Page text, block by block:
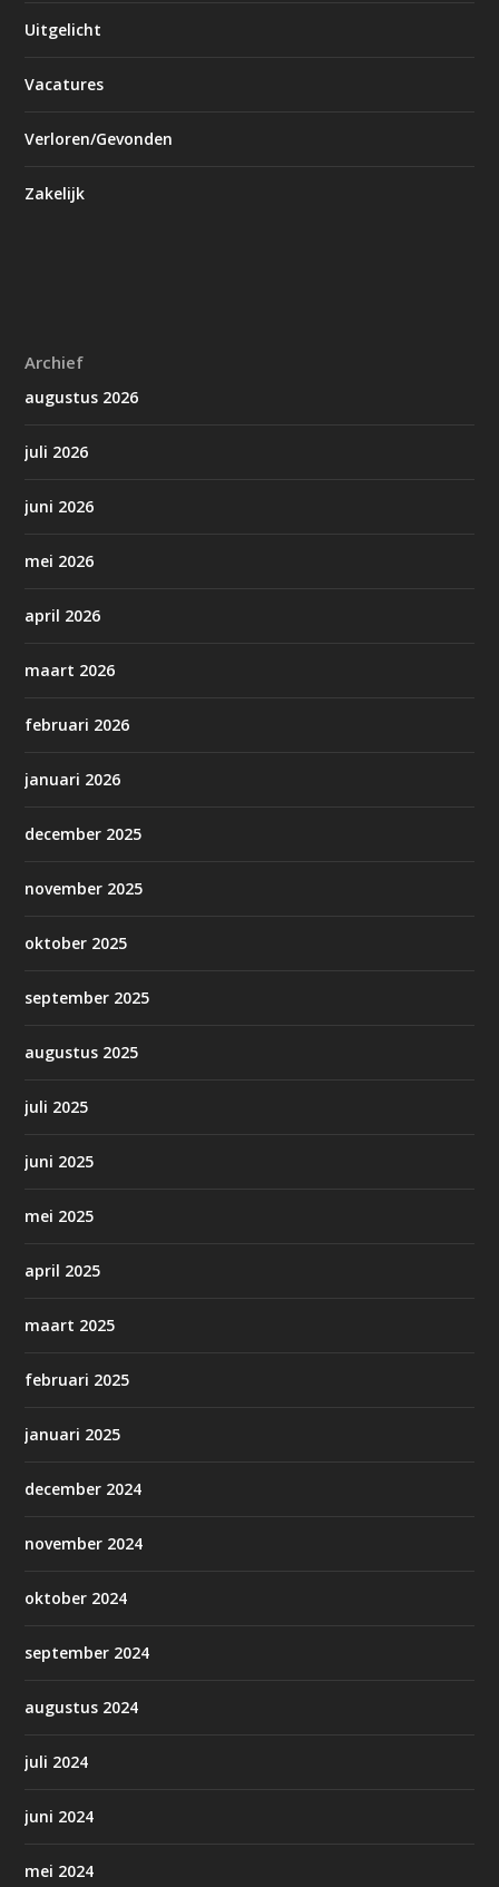
Uitgelicht
Vacatures
Verloren/Gevonden
Zakelijk
Archief
augustus 2026
juli 2026
juni 2026
mei 2026
april 2026
maart 2026
februari 2026
januari 2026
december 2025
november 2025
oktober 2025
september 2025
augustus 2025
juli 2025
juni 2025
mei 2025
april 2025
maart 2025
februari 2025
januari 2025
december 2024
november 2024
oktober 2024
september 2024
augustus 2024
juli 2024
juni 2024
mei 2024